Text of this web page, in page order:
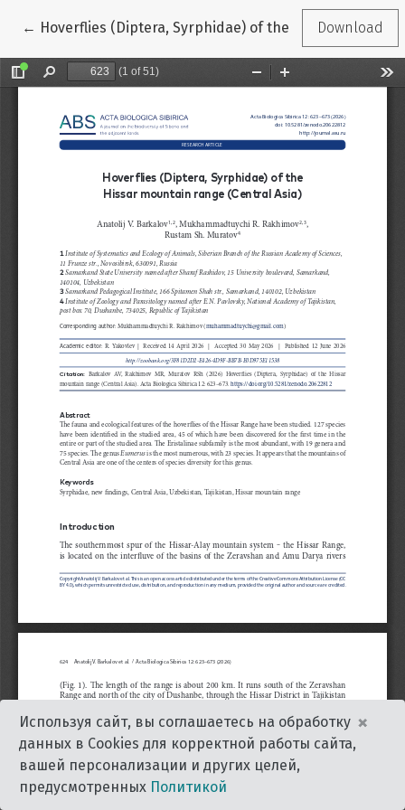
← Return to Article Details
Hoverflies (Diptera, Syrphidae) of the HissarDownload
Используя сайт, вы соглашаетесь на обработку
данных в Cookies для корректной работы сайта,
вашей персонализации и других целей,
предусмотренных Политикой
×